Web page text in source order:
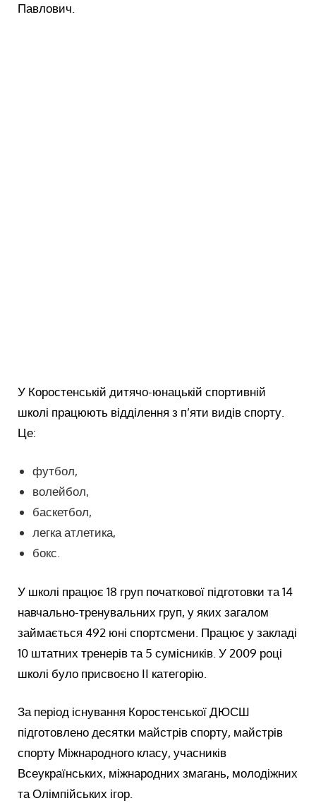
Павлович.
У Коростенській дитячо-юнацькій спортивній
школі працюють відділення з п’яти видів спорту.
Це:
футбол,
волейбол,
баскетбол,
легка атлетика,
бокс.
У школі працює 18 груп початкової підготовки та 14
навчально-тренувальних груп, у яких загалом
займається 492 юні спортсмени. Працює у закладі
10 штатних тренерів та 5 сумісників. У 2009 році
школі було присвоєно ІІ категорію.
За період існування Коростенської ДЮСШ
підготовлено десятки майстрів спорту, майстрів
спорту Міжнародного класу, учасників
Всеукраїнських, міжнародних змагань, молодіжних
та Олімпійських ігор.